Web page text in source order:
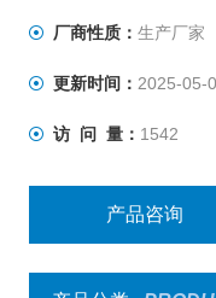
厂商性质： 生产厂家
更新时间： 2025-05-
访 问 量： 1542
产品咨询